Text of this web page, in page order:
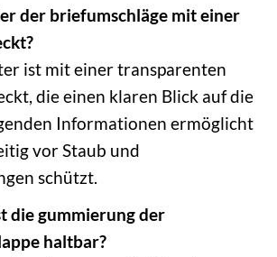
der briefumschläge mit einer
ist mit einer transparenten
die einen klaren Blick auf die
Informationen ermöglicht
vor Staub und
schützt.
die gummierung der
haltbar?